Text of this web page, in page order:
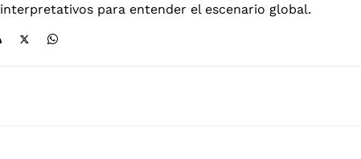
para entender el escenario global.